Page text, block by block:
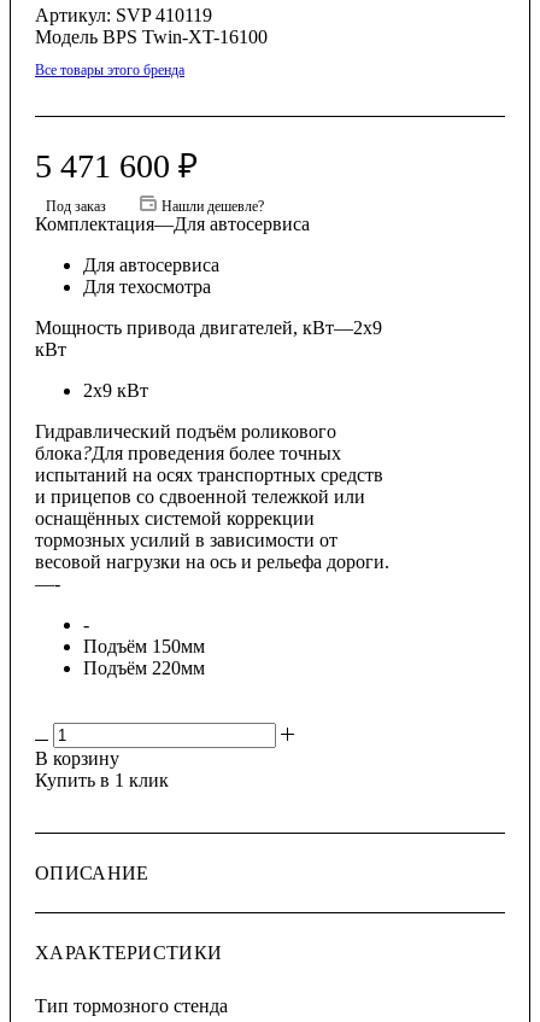
Артикул: SVP 410119
Модель BPS Twin-XT-16100
Все товары этого бренда
5 471 600 ₽
Под заказ Нашли дешевле?
Комплектация—Для автосервиса
Для автосервиса
Для техосмотра
Мощность привода двигателей, кВт—2x9
кВт
2x9 кВт
Гидравлический подъём роликового
блока?Для проведения более точных
испытаний на осях транспортных средств
и прицепов со сдвоенной тележкой или
оснащённых системой коррекции
тормозных усилий в зависимости от
весовой нагрузки на ось и рельефа дороги.
—-
-
Подъём 150мм
Подъём 220мм
В корзину
Купить в 1 клик
ОПИСАНИЕ
ХАРАКТЕРИСТИКИ
Тип тормозного стенда